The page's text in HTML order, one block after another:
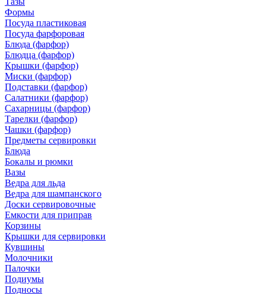
Формы
Посуда пластиковая
Посуда фарфоровая
Блюда (фарфор)
Блюдца (фарфор)
Крышки (фарфор)
Миски (фарфор)
Подставки (фарфор)
Салатники (фарфор)
Сахарницы (фарфор)
Тарелки (фарфор)
Чашки (фарфор)
Предметы сервировки
Блюда
Бокалы и рюмки
Вазы
Ведра для льда
Ведра для шампанского
Доски сервировочные
Емкости для приправ
Корзины
Крышки для сервировки
Кувшины
Молочники
Палочки
Подиумы
Подносы